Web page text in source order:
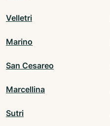
Velletri
Marino
San Cesareo
Marcellina
Sutri